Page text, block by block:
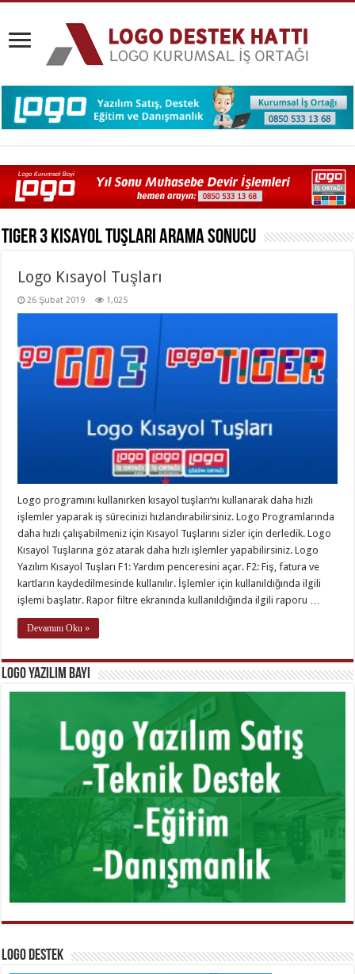
Tiger 3 Kısayol TuşlarıArama Sonucu
Logo Kısayol Tuşları
26 Şubat 2019 1,025
Logo programını kullanırken kısayol tuşları‘nı kullanarak daha hızlı
işlemler yaparak iş sürecinizi hızlandırabilirsiniz. Logo Programlarında
daha hızlı çalışabilmeniz için Kısayol Tuşlarını sizler için derledik. Logo
Kısayol Tuşlarına göz atarak daha hızlı işlemler yapabilirsiniz. Logo
Yazılım Kısayol Tuşları F1: Yardım penceresini açar. F2: Fiş, fatura ve
kartların kaydedilmesinde kullanılır. İşlemler için kullanıldığında ilgili
işlemi başlatır. Rapor filtre ekranında kullanıldığında ilgili raporu …
Devamını Oku »
Logo Yazılım Bayi
Logo Destek